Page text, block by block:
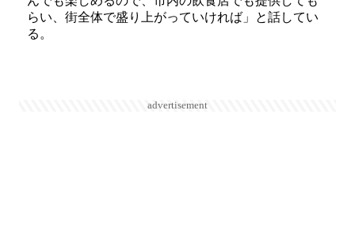
らい、街全体で盛り上がっていければ」と話してい
る。
advertisement